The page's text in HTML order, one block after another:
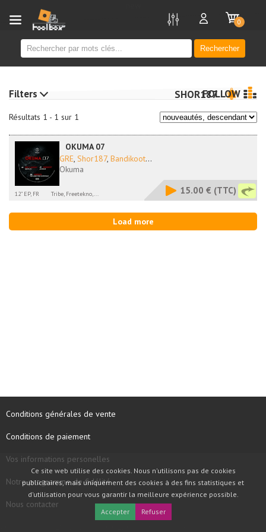
Rechercher
0
Résultats 1 - 1 sur 1
SHOR187FOLLOW
OKUMA 07
GRE, Shor187, Bandikoot...
Okuma
12" EP, FR Tribe, Freetekno,... 15.00 € (TTC)
Load more
Filters
Conditions générales de vente
Conditions de paiement
Vos informations personelles
Notre programme de fidélité
Nous contacter
Ce site web utilise des cookies. Nous n'utilisons pas de cookies
publicitaires, mais uniquement des cookies à des fins statistiques et
d'utilisation pour vous garantir la meilleure expérience possible.
Accepter
Refuser